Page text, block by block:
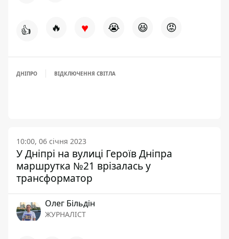
👍 🔥 ♥ 😭 😆 😡
ДНІПРО ВІДКЛЮЧЕННЯ СВІТЛА
10:00, 06 січня 2023
У Дніпрі на вулиці Героїв Дніпра
маршрутка №21 врізалась у
трансформатор
Олег Більдін
ЖУРНАЛІСТ